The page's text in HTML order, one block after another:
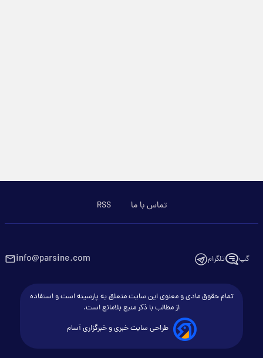
تماس با ما RSS
گپ تلگرام info@parsine.com
تمام حقوق مادی و معنوی این سایت متعلق به پارسینه است و استفاده
از مطالب با ذکر منبع بلامانع است.
طراحی سایت خبری و خبرگزاری آسام